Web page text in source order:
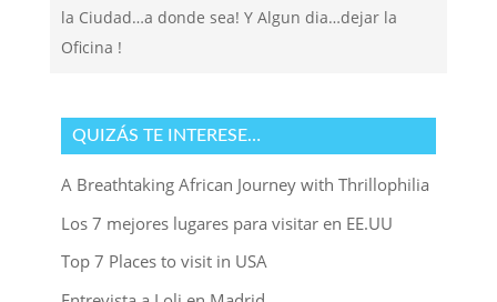
la Ciudad…a donde sea! Y Algun dia…dejar la
Oficina !
QUIZÁS TE INTERESE…
A Breathtaking African Journey with Thrillophilia
Los 7 mejores lugares para visitar en EE.UU
Top 7 Places to visit in USA